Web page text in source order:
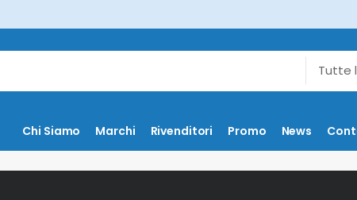
Chi Siamo Marchi Rivenditori Promo News